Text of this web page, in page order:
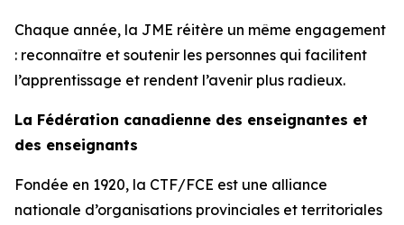
Chaque année, la JME réitère un même engagement
: reconnaître et soutenir les personnes qui facilitent
l’apprentissage et rendent l’avenir plus radieux.
La Fédération canadienne des enseignantes et
des enseignants
Fondée en 1920, la CTF/FCE est une alliance
nationale d’organisations provinciales et territoriales